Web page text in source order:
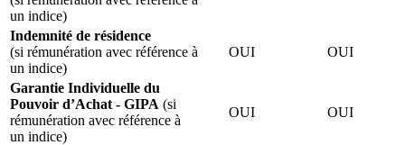
un indice)
Indemnité de résidence
(si rémunération avec référence à
un indice)
OUI OUI
Garantie Individuelle du
Pouvoir d’Achat - GIPA (si
rémunération avec référence à
un indice)
OUI OUI